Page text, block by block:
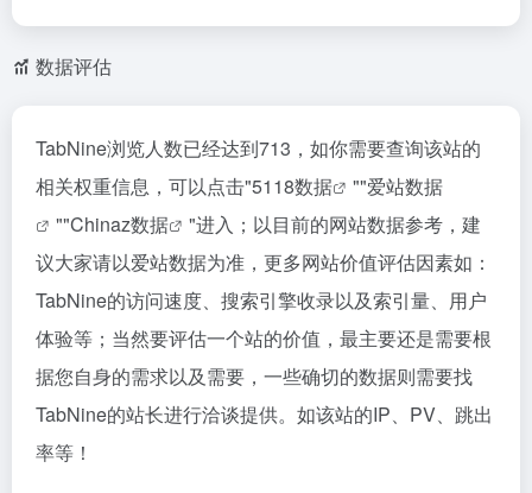
数据评估
TabNine浏览人数已经达到713，如你需要查询该站的
相关权重信息，可以点击"5118数据 ""爱站数据
""Chinaz数据
"进入；以目前的网站数据参考，建
议大家请以爱站数据为准，更多网站价值评估因素如：
TabNine的访问速度、搜索引擎收录以及索引量、用户
体验等；当然要评估一个站的价值，最主要还是需要根
据您自身的需求以及需要，一些确切的数据则需要找
TabNine的站长进行洽谈提供。如该站的IP、PV、跳出
率等！